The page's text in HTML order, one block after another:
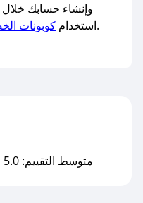
استخدام كوبونات لتبدأ مشوارك الذكي.
متوسط التقييم: 5.0 من 5 نجوم بواسطة 0 مستخدمين